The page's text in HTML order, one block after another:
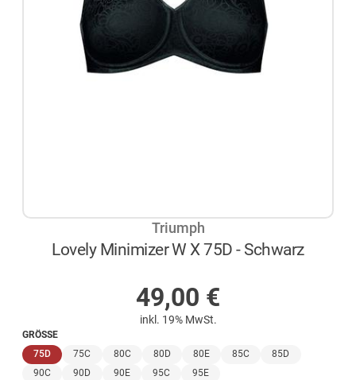
Triumph
Lovely Minimizer W X 75D - Schwarz
49,00 €
inkl. 19% MwSt.
GRÖSSE
75D(ausgewählt)
75C 80C 80D 80E 85C
85D
90C
90D 90E 95C
95E